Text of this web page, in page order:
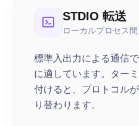
STDIO 転送
ローカルプロセス
標準入出力による通信
に適しています。ター
付けると、プロトコル
り替わります。